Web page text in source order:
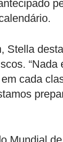
Stella
cada